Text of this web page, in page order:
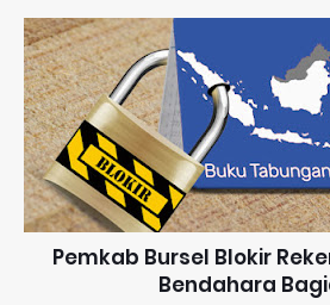
Pemkab Bursel Blokir
Bendahara